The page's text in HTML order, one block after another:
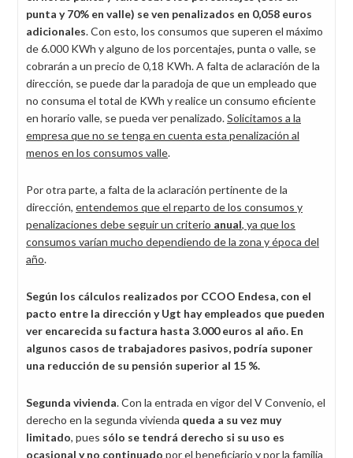
punta y 70% en valle) se ven penalizados en 0,058 euros
adicionales. Con esto, los consumos que superen el máximo
de 6.000 KWh y alguno de los porcentajes, punta o valle, se
cobrarán a un precio de 0,18 KWh. A falta de aclaración de la
dirección, se puede dar la paradoja de que un empleado que
no consuma el total de KWh y realice un consumo eficiente
en horario valle, se pueda ver penalizado.Solicitamos a la
empresa queno se tenga en cuenta esta penalización al
menos en los consumos valle.
Por otra parte, a falta de la aclaración pertinente de la
dirección, entendemos que el reparto de los consumos y
penalizaciones debe seguir un criterio anual, ya que los
consumos varían mucho dependiendo de la zona y época del
año.
Según los cálculos realizados por CCOO Endesa, con el
pacto entre la dirección y Ugt hay empleados que pueden
ver encarecida su factura hasta 3.000 euros al año. En
algunos casos de trabajadores pasivos, podría suponer
una reducción de su pensión superior al 15 %.
Segunda vivienda. Con la entrada en vigor del V Convenio, el
derecho en la segunda vivienda queda a su vez muy
limitado, pues sólo se tendrá derecho si su uso es
ocasional y no continuado por el beneficiario y por la familia